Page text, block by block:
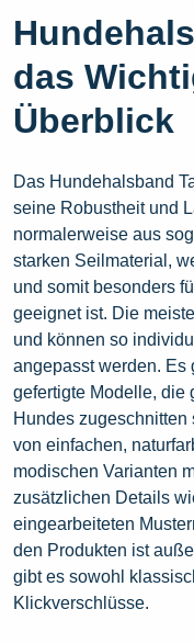
das
Überblick
Das Hundehalsband
seine Robustheit und
normalerweise aus
starken Seilmaterial,
und somit besonders
geeignet ist. Die
und können so
angepasst werden. Es
gefertigte Modelle, die
Hundes
von einfachen,
modischen Varianten
zusätzlichen Details
eingearbeiteten
den Produkten ist
gibt es sowohl
Klickverschlüsse.